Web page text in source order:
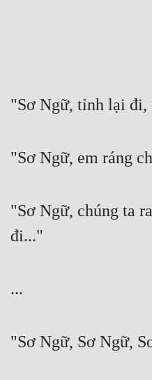
Xa Lộ Dịch
Cung Đấu
Cổ Tiên Hiệp
"Sơ Ngữ, tỉnh lại đi,
"Sơ Ngữ, em ráng
"Sơ Ngữ, chúng ta
đi..."
...
"Sơ Ngữ, Sơ Ngữ,